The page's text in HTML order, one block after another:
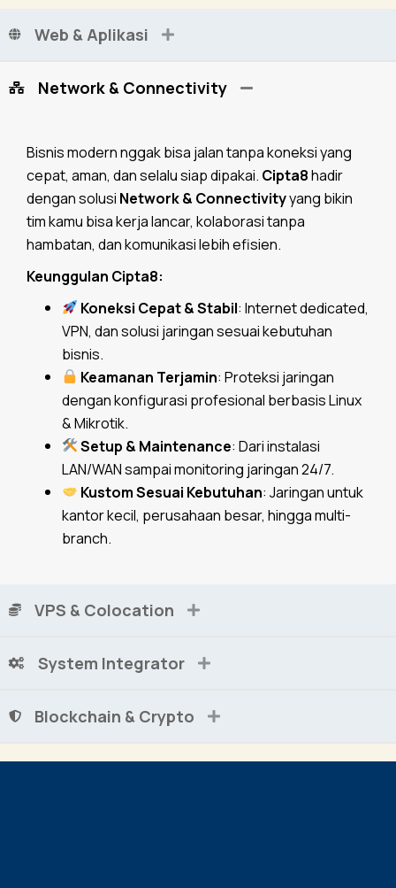
Web & Aplikasi
Network & Connectivity
Bisnis modern nggak bisa jalan tanpa koneksi yang
cepat, aman, dan selalu siap dipakai. Cipta8hadir
dengan solusi Network & Connectivityyang bikin
tim kamu bisa kerja lancar, kolaborasi tanpa
hambatan, dan komunikasi lebih efisien.
Keunggulan Cipta8:
Koneksi Cepat & Stabil: Internet dedicated,
VPN, dan solusi jaringan sesuai kebutuhan
bisnis.
Keamanan Terjamin: Proteksi jaringan
dengan konfigurasi profesional berbasis Linux
& Mikrotik.
Setup & Maintenance: Dari instalasi
LAN/WAN sampai monitoring jaringan 24/7.
Kustom Sesuai Kebutuhan: Jaringan untuk
kantor kecil, perusahaan besar, hingga multi-
branch.
VPS & Colocation
System Integrator
Blockchain & Crypto